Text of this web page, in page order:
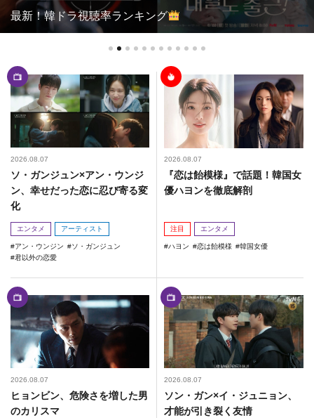
最新！韓ドラ視聴率ランキング
2026.08.07
ソ・ガンジュン×アン・ウンジ
ン、幸せだった恋に忍び寄る変
化
エンタメ アーティスト
アン・ウンジン
ソ・ガンジュン
君以外の恋愛
2026.08.07
『恋は飴模様』で話題！韓国女
優ハヨンを徹底解剖
注目 エンタメ
ハヨン 恋は飴模様 韓国女優
2026.08.07
ヒョンビン、危険さを増した男
のカリスマ
2026.08.07
ソン・ガン×イ・ジュニョン、
才能が引き裂く友情